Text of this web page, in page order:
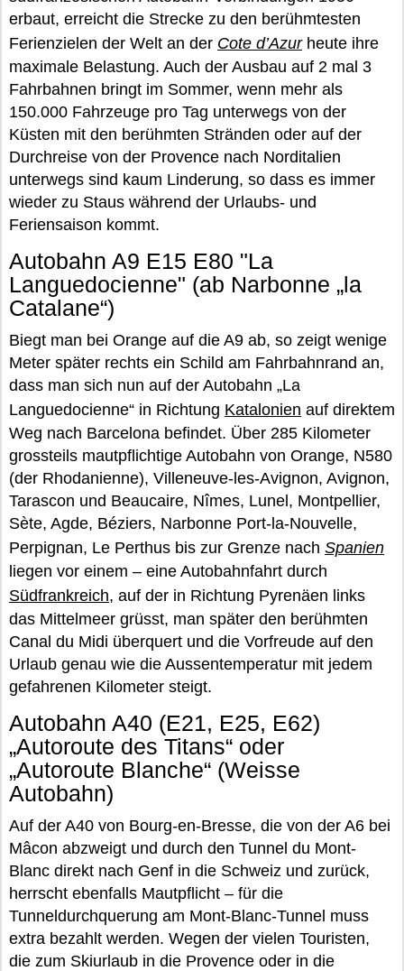
erbaut, erreicht die Strecke zu den berühmtesten
Ferienzielen der Welt an der Cote d’Azurheute ihre
maximale Belastung. Auch der Ausbau auf 2 mal 3
Fahrbahnen bringt im Sommer, wenn mehr als
150.000 Fahrzeuge pro Tag unterwegs von der
Küsten mit den berühmten Stränden oder auf der
Durchreise von der Provence nach Norditalien
unterwegs sind kaum Linderung, so dass es immer
wieder zu Staus während der Urlaubs- und
Feriensaison kommt.
Autobahn A9 E15 E80 "La
Languedocienne" (ab Narbonne „la
Catalane“)
Biegt man bei Orange auf die A9 ab, so zeigt wenige
Meter später rechts ein Schild am Fahrbahnrand an,
dass man sich nun auf der Autobahn „La
Languedocienne“ in Richtung Katalonien auf direktem
Weg nach Barcelona befindet. Über 285 Kilometer
grossteils mautpflichtige Autobahn von Orange, N580
(der Rhodanienne), Villeneuve-les-Avignon, Avignon,
Tarascon und Beaucaire, Nîmes, Lunel, Montpellier,
Sète, Agde, Béziers, Narbonne Port-la-Nouvelle,
Perpignan, Le Perthus bis zur Grenze nach Spanien
liegen vor einem – eine Autobahnfahrt durch
Südfrankreich, auf der in Richtung Pyrenäen links
das Mittelmeer grüsst, man später den berühmten
Canal du Midi überquert und die Vorfreude auf den
Urlaub genau wie die Aussentemperatur mit jedem
gefahrenen Kilometer steigt.
Autobahn A40 (E21, E25, E62)
„Autoroute des Titans“ oder
„Autoroute Blanche“ (Weisse
Autobahn)
Auf der A40 von Bourg-en-Bresse, die von der A6 bei
Mâcon abzweigt und durch den Tunnel du Mont-
Blanc direkt nach Genf in die Schweiz und zurück,
herrscht ebenfalls Mautpflicht – für die
Tunneldurchquerung am Mont-Blanc-Tunnel muss
extra bezahlt werden. Wegen der vielen Touristen,
die zum Skiurlaub in die Provence oder in die